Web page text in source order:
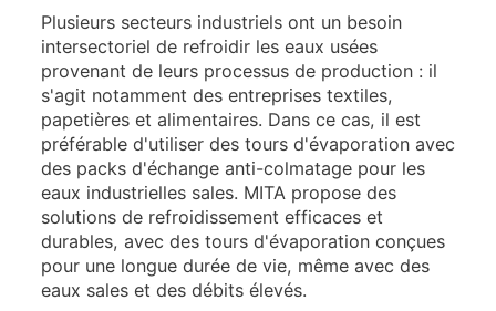
Plusieurs secteurs industriels ont un besoin
intersectoriel de refroidir les eaux usées
provenant de leurs processus de production : il
s'agit notamment des entreprises textiles,
papetières et alimentaires. Dans ce cas, il est
préférable d'utiliser des tours d'évaporation avec
des packs d'échange anti-colmatage pour les
eaux industrielles sales. MITA propose des
solutions de refroidissement efficaces et
durables, avec des tours d'évaporation conçues
pour une longue durée de vie, même avec des
eaux sales et des débits élevés.